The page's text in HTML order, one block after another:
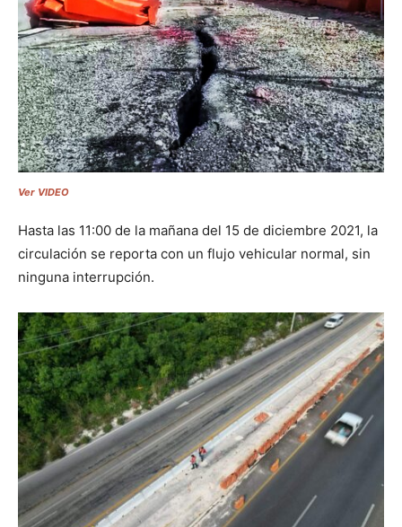
Ver VIDEO
Hasta las 11:00 de la mañana del 15 de diciembre 2021, la
circulación se reporta con un flujo vehicular normal, sin
ninguna interrupción.